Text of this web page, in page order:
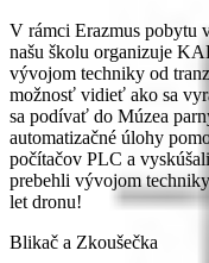
V rámci Erazmus pobytu
našu školu organizuje
vývojom techniky od
možnosť vidieť ako sa
sa podívať do Múzea
automatizačné úlohy
počítačov PLC a
prebehli vývojom
let dronu!
Blikač a Zkoušečka